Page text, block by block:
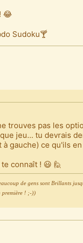
😂
Sudoku🍸
trouves pas les
jeu... tu devrais
gauche) ce qu'ils
connaît ! 😃 🙋
de gens sont Brillants
première ! ;-))